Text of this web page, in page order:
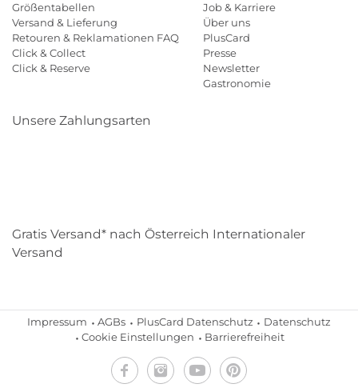
Größentabellen
Versand & Lieferung
Retouren & Reklamationen FAQ
Click & Collect
Click & Reserve
Job & Karriere
Über uns
PlusCard
Presse
Newsletter
Gastronomie
Unsere Zahlungsarten
Gratis Versand* nach Österreich Internationaler
Versand
Impressum AGBs PlusCard Datenschutz
Datenschutz
Cookie Einstellungen
Barrierefreiheit